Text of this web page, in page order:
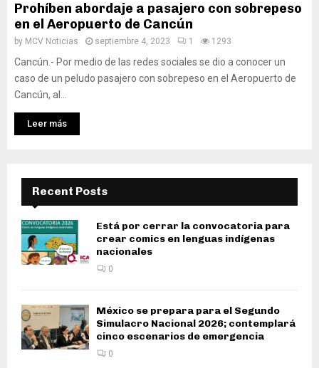
Prohíben abordaje a pasajero con sobrepeso
en el Aeropuerto de Cancún
by MCV Noticias septiembre 4, 2023 1 1293
Cancún.- Por medio de las redes sociales se dio a conocer un
caso de un peludo pasajero con sobrepeso en el Aeropuerto de
Cancún, al...
Leer más
Recent Posts
Está por cerrar la convocatoria para
crear comics en lenguas indígenas
nacionales
0
México se prepara para el Segundo
Simulacro Nacional 2026; contemplará
cinco escenarios de emergencia
0